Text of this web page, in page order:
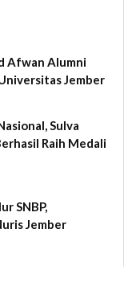
Afwan Alumni
Jember
Sulva
Raih Medali
SNBP,
Jember